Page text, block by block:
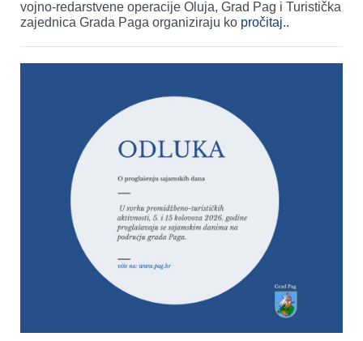
vojno-redarstvene operacije Oluja, Grad Pag i Turistička
zajednica Grada Paga organiziraju ko pročitaj..